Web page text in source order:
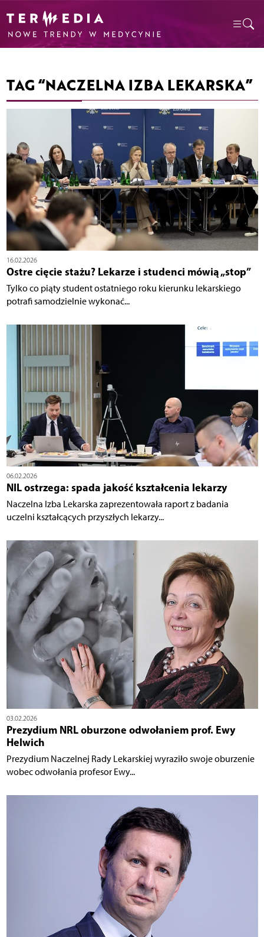
TAG “NACZELNA IZBA LEKARSKA”
16.02.2026
Ostre cięcie stażu? Lekarze i studenci mówią „stop”
Tylko co piąty student ostatniego roku kierunku lekarskiego
potrafi samodzielnie wykonać...
06.02.2026
NIL ostrzega: spada jakość kształcenia lekarzy
Naczelna Izba Lekarska zaprezentowała raport z badania
uczelni kształcących przyszłych lekarzy...
03.02.2026
Prezydium NRL oburzone odwołaniem prof. Ewy
Helwich
Prezydium Naczelnej Rady Lekarskiej wyraziło swoje oburzenie
wobec odwołania profesor Ewy...